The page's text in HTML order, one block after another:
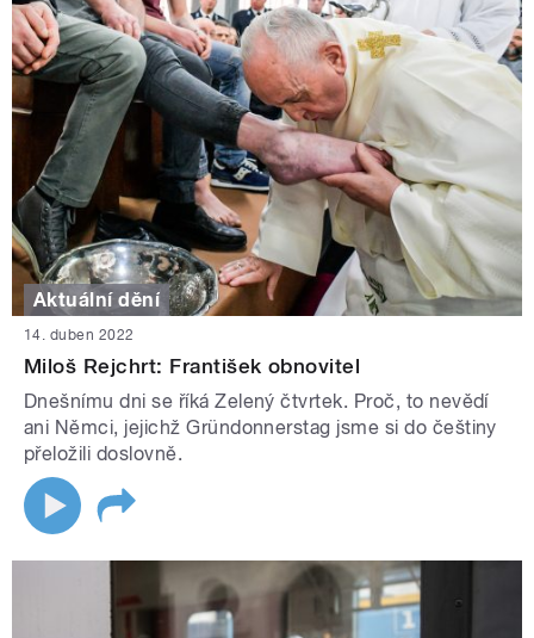
Aktuální dění
14. duben 2022
Miloš Rejchrt: František obnovitel
Dnešnímu dni se říká Zelený čtvrtek. Proč, to nevědí
ani Němci, jejichž Gründonnerstag jsme si do češtiny
přeložili doslovně.